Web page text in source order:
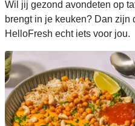
Wil jij gezond avondeten op
brengt in je keuken? Dan zijn
HelloFresh echt iets voor jou.